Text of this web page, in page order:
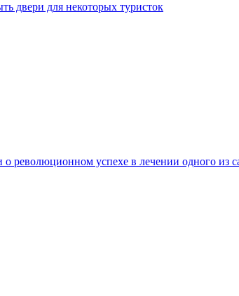
двери для некоторых туристок
революционном успехе в лечении одного из